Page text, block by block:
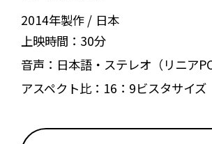
2014年製作
日本
上映時間： 30分
音声： 日本語・ステレオ（リニア
アスペクト比： 16：9ビスタサイズ